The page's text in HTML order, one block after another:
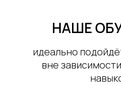
НАШЕ
идеально
вне